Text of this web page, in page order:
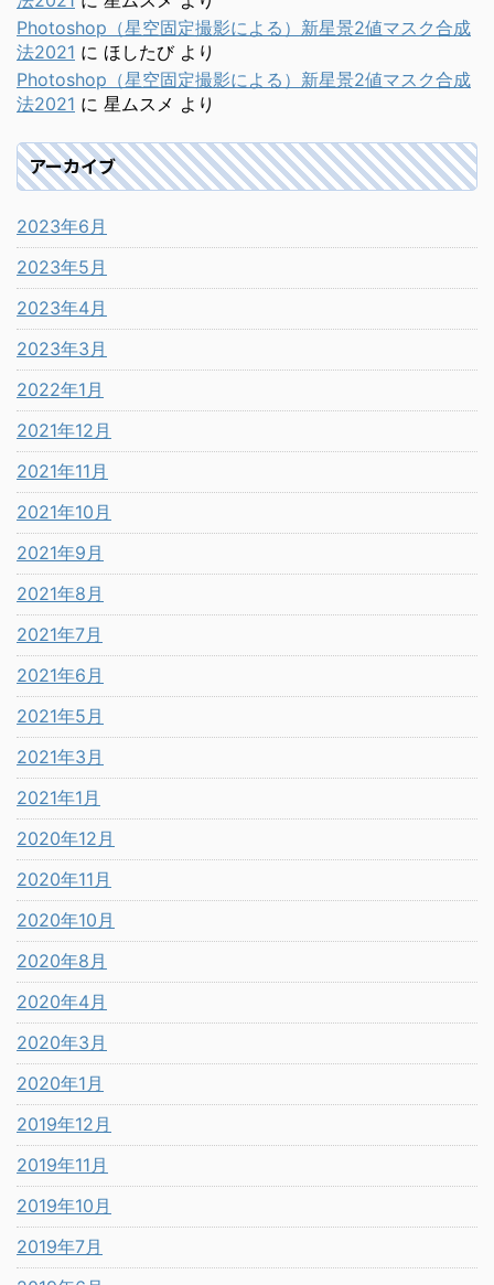
Photoshop（星空固定撮影による）新星景2値マスク合成
法2021 に ほしたびより
Photoshop（星空固定撮影による）新星景2値マスク合成
法2021 に 星ムスメ より
アーカイブ
2023年6月
2023年5月
2023年4月
2023年3月
2022年1月
2021年12月
2021年11月
2021年10月
2021年9月
2021年8月
2021年7月
2021年6月
2021年5月
2021年3月
2021年1月
2020年12月
2020年11月
2020年10月
2020年8月
2020年4月
2020年3月
2020年1月
2019年12月
2019年11月
2019年10月
2019年7月